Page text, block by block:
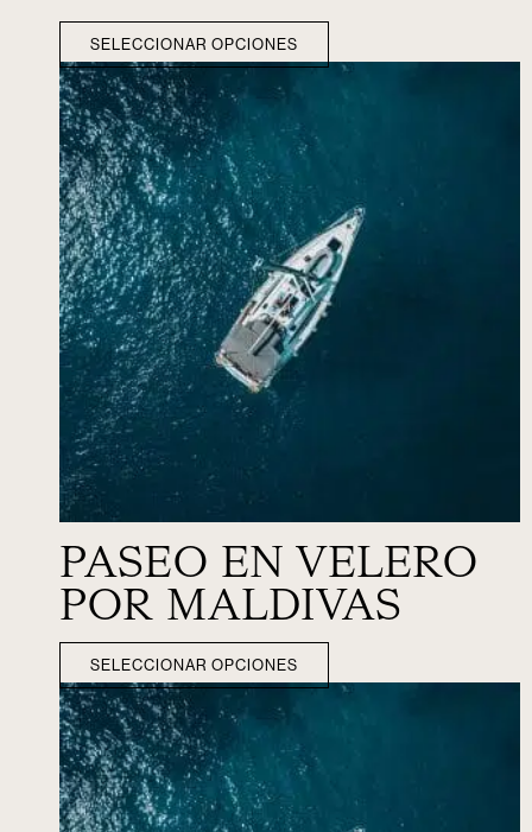
SELECCIONAR OPCIONES
PASEO EN VELERO
POR MALDIVAS
SELECCIONAR OPCIONES